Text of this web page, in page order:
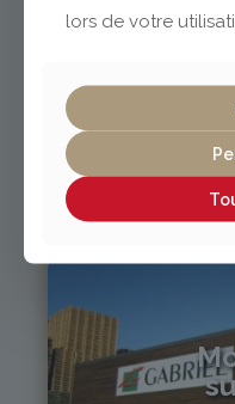
lors de votre